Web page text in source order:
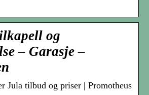
og
– Garasje –
Jula tilbud og priser | Promotheus